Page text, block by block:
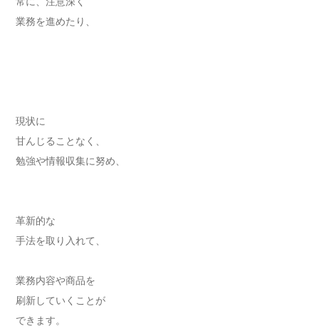
業務を進めたり、
現状に
甘んじることなく、
勉強や情報収集に努め、
革新的な
手法を取り入れて、
業務内容や商品を
刷新していくことが
できます。